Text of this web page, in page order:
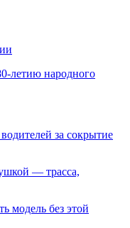
летию народного
за сокрытие
— трасса,
модель без этой